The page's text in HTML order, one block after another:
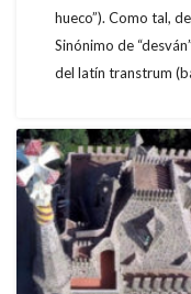
hueco”). Como tal,
Sinónimo de
del latín transtrum